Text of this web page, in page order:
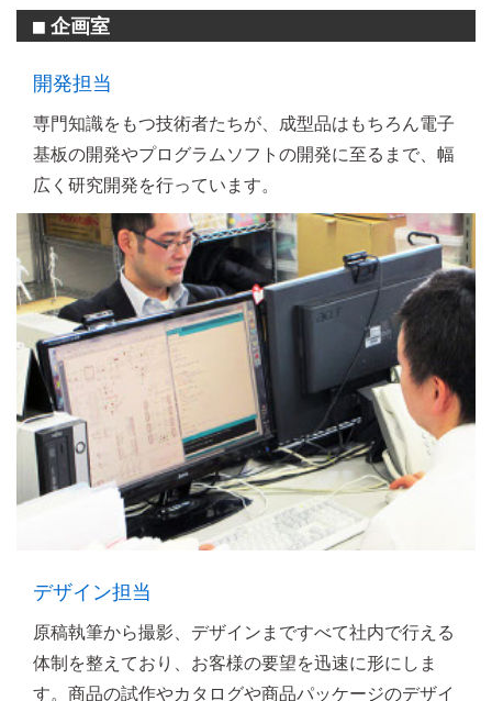
■ 企画室
開発担当
専門知識をもつ技術者たちが、成型品はもちろん電子
基板の開発やプログラムソフトの開発に至るまで、幅
広く研究開発を行っています。
デザイン担当
原稿執筆から撮影、デザインまですべて社内で行える
体制を整えており、お客様の要望を迅速に形にしま
す。商品の試作やカタログや商品パッケージのデザイ